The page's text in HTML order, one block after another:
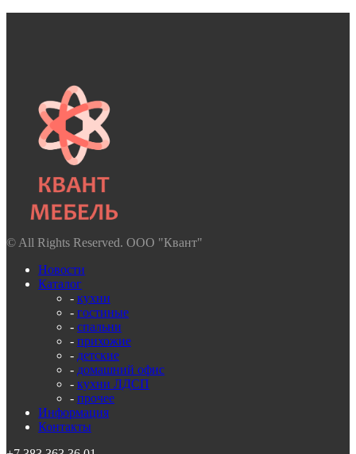
© All Rights Reserved. ООО "Квант"
Новости
Каталог
- кухни
- гостиные
- спальни
- прихожие
- детские
- домашний офис
- кухни ЛДСП
- прочее
Информация
Контакты